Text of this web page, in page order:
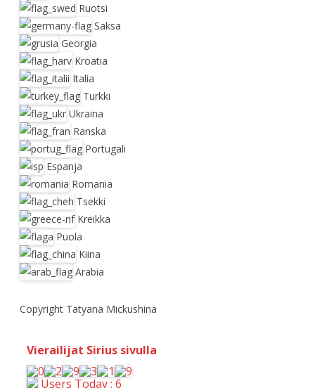
Ruotsi
Saksa
Georgia
Kroatia
Italia
Turkki
Ukraina
Ranska
Portugali
Espanja
Romania
Tsekki
Kreikka
Puola
Kiina
Arabia
Copyright Tatyana Mickushina
Vierailijat Sirius sivulla
Users Today : 6